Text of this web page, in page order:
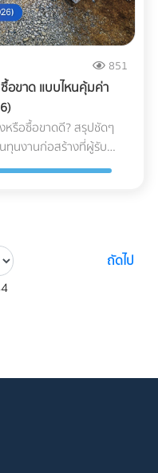
851
ซื้อขาด แบบไหนคุ้มค่า
หรือซื้อขาดดี? สรุปชัดๆ
นงานก่อสร้างที่ผู้รับ
ถัดไป